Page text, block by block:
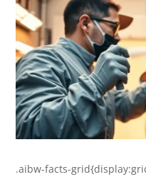
.aibw-facts-